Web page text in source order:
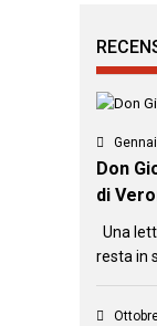
Don
di
Una
resta in